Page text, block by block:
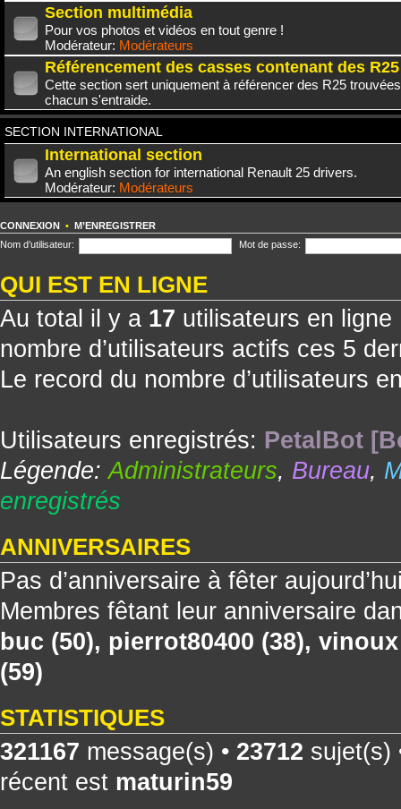
Section multimédia
Pour vos photos et vidéos en tout genre !
Modérateur: Modérateurs
Référencement des casses contenant des R25
Cette section sert uniquement à référencer des R25
chacun s'entraide.
SECTION INTERNATIONAL
International section
An english section for international Renault 25 drivers.
Modérateur: Modérateurs
CONNEXION • M’ENREGISTRER
Nom d’utilisateur:
Mot de passe:
QUI EST EN LIGNE
Au total il y a 17 utilisateurs en
nombre d’utilisateurs actifs ces 5
Le record du nombre d’utilisateurs
Utilisateurs enregistrés: PetalBot
Légende:Administrateurs, Bureau,
enregistrés
ANNIVERSAIRES
Pas d’anniversaire à fêter
Membres fêtant leur anniversaire
buc (50), pierrot80400 (38), vinoux
(59)
STATISTIQUES
321167 message(s) • 23712 sujet(s)
récent est maturin59